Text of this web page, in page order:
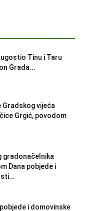
Tinu i Taru
Grada...
vijeća
Grgić, povodom
gradonačelnika
Dana pobjede i
i domovinske